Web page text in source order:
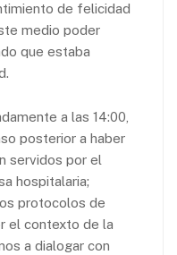
de felicidad
medio poder
que estaba
a las 14:00,
posterior a haber
servidos por el
hospitalaria;
protocolos de
el contexto de la
a dialogar con